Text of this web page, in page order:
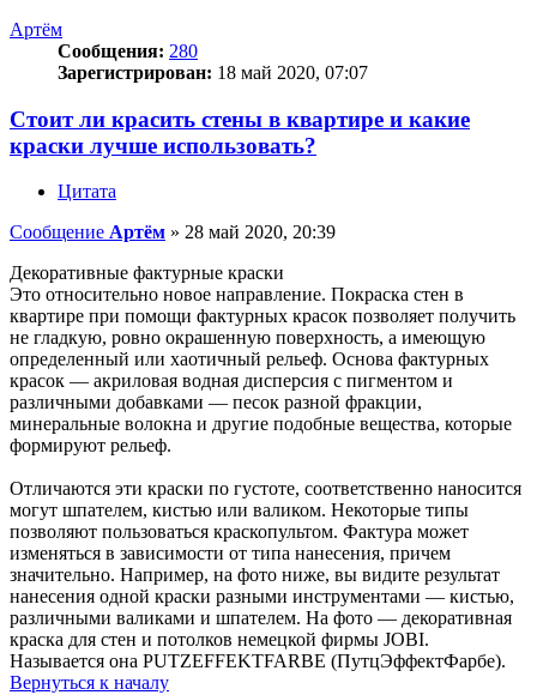
Артём
Сообщения: 280
Зарегистрирован: 18 май 2020, 07:07
Стоит ли красить стены в квартире и какие
краски лучше использовать?
Цитата
Сообщение Артём » 28 май 2020, 20:39
Декоративные фактурные краски
Это относительно новое направление. Покраска стен в
квартире при помощи фактурных красок позволяет получить
не гладкую, ровно окрашенную поверхность, а имеющую
определенный или хаотичный рельеф. Основа фактурных
красок — акриловая водная дисперсия с пигментом и
различными добавками — песок разной фракции,
минеральные волокна и другие подобные вещества, которые
формируют рельеф.
Отличаются эти краски по густоте, соответственно наносится
могут шпателем, кистью или валиком. Некоторые типы
позволяют пользоваться краскопультом. Фактура может
изменяться в зависимости от типа нанесения, причем
значительно. Например, на фото ниже, вы видите результат
нанесения одной краски разными инструментами — кистью,
различными валиками и шпателем. На фото — декоративная
краска для стен и потолков немецкой фирмы JOBI.
Называется она PUTZEFFEKTFARBE (ПутцЭффектФарбе).
Вернуться к началу